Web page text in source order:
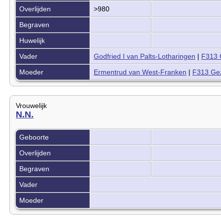
Overlijden
>980
Begraven
Huwelijk
Vader
Godfried I van Palts-Lotharingen | F313
Moeder
Ermentrud van West-Franken | F313
Vrouwelijk
N.N.
Geboorte
Overlijden
Begraven
Vader
Moeder